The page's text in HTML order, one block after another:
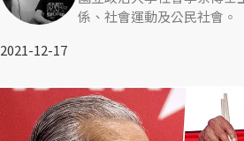
係、社會運動及公民社會。
2021-12-17